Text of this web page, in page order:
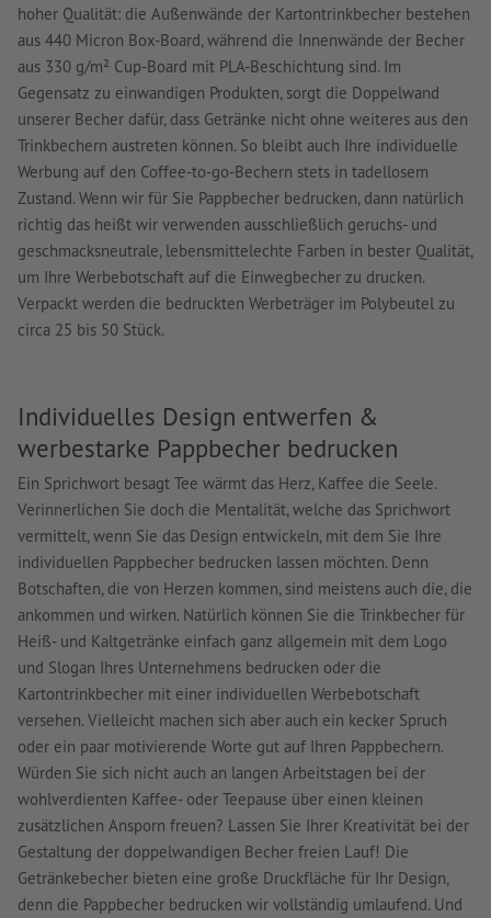
hoher Qualität: die Außenwände der Kartontrinkbecher bestehen
aus 440 Micron Box-Board, während die Innenwände der Becher
aus 330 g/m² Cup-Board mit PLA-Beschichtung sind. Im
Gegensatz zu einwandigen Produkten, sorgt die Doppelwand
unserer Becher dafür, dass Getränke nicht ohne weiteres aus den
Trinkbechern austreten können. So bleibt auch Ihre individuelle
Werbung auf den Coffee-to-go-Bechern stets in tadellosem
Zustand. Wenn wir für Sie Pappbecher bedrucken, dann natürlich
richtig das heißt wir verwenden ausschließlich geruchs- und
geschmacksneutrale, lebensmittelechte Farben in bester Qualität,
um Ihre Werbebotschaft auf die Einwegbecher zu drucken.
Verpackt werden die bedruckten Werbeträger im Polybeutel zu
circa 25 bis 50 Stück.
Individuelles Design entwerfen &
werbestarke Pappbecher bedrucken
Ein Sprichwort besagt Tee wärmt das Herz, Kaffee die Seele.
Verinnerlichen Sie doch die Mentalität, welche das Sprichwort
vermittelt, wenn Sie das Design entwickeln, mit dem Sie Ihre
individuellen Pappbecher bedrucken lassen möchten. Denn
Botschaften, die von Herzen kommen, sind meistens auch die, die
ankommen und wirken. Natürlich können Sie die Trinkbecher für
Heiß- und Kaltgetränke einfach ganz allgemein mit dem Logo
und Slogan Ihres Unternehmens bedrucken oder die
Kartontrinkbecher mit einer individuellen Werbebotschaft
versehen. Vielleicht machen sich aber auch ein kecker Spruch
oder ein paar motivierende Worte gut auf Ihren Pappbechern.
Würden Sie sich nicht auch an langen Arbeitstagen bei der
wohlverdienten Kaffee- oder Teepause über einen kleinen
zusätzlichen Ansporn freuen? Lassen Sie Ihrer Kreativität bei der
Gestaltung der doppelwandigen Becher freien Lauf! Die
Getränkebecher bieten eine große Druckfläche für Ihr Design,
denn die Pappbecher bedrucken wir vollständig umlaufend. Und